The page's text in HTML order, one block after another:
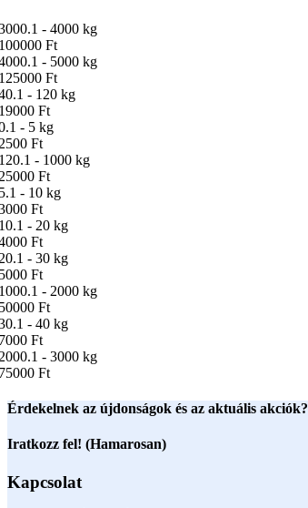
- 4000 kg
Ft
- 5000 kg
Ft
- 120 kg
Ft
- 5 kg
Ft
- 1000 kg
Ft
- 10 kg
Ft
- 20 kg
Ft
- 30 kg
Ft
- 2000 kg
Ft
- 40 kg
Ft
- 3000 kg
Ft
Érdekelnek az újdonságok és az aktuális akciók?
Iratkozz fel! (Hamarosan)
Kapcsolat